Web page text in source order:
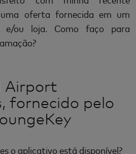
oferta fornecida em um
e/ou loja. Como faço para
Airport
fornecido pelo
o aplicativo está disponível?